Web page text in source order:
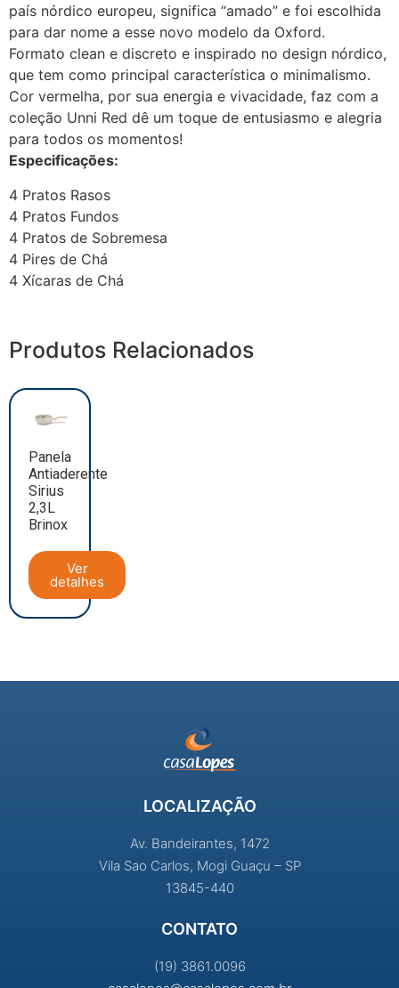
país nórdico europeu, significa “amado” e foi escolhida
para dar nome a esse novo modelo da Oxford.
Formato clean e discreto e inspirado no design nórdico,
que tem como principal característica o minimalismo.
Cor vermelha, por sua energia e vivacidade, faz com a
coleção Unni Red dê um toque de entusiasmo e alegria
para todos os momentos!
Especificações:
4 Pratos Rasos
4 Pratos Fundos
4 Pratos de Sobremesa
4 Pires de Chá
4 Xícaras de Chá
Produtos Relacionados
Panela
Antiaderente
Sirius
2,3L
Brinox
Ver
detalhes
LOCALIZAÇÃO
Av. Bandeirantes, 1472
Vila Sao Carlos, Mogi Guaçu – SP
13845-440
CONTATO
(19) 3861.0096